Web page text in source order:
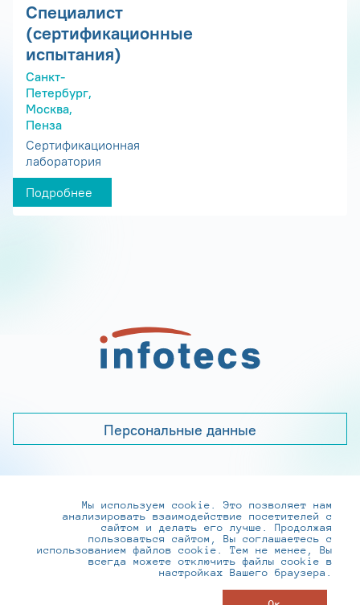
Специалист
(сертификационные
испытания)
Санкт-
Петербург,
Москва,
Пенза
Сертификационная
лаборатория
Подробнее
Персональные данные
+7 (495) 737-6192, 8-800-250-0-260
practice@infotecs.ru,hr@infotecs.ru
127273, г. Москва, Отрадная ул., 2Б строение 1
Мы используем cookie. Это позволяет нам
анализировать взаимодействие посетителей с
сайтом и делать его лучше. Продолжая
пользоваться сайтом, Вы соглашаетесь с
использованием файлов cookie. Тем не менее, Вы
всегда можете отключить файлы cookie в
настройках Вашего браузера.